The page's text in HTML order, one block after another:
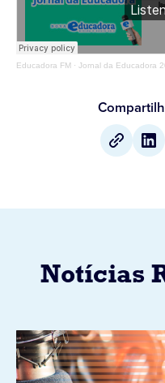
Educadora FM · Jornal da Educadora
Notícias